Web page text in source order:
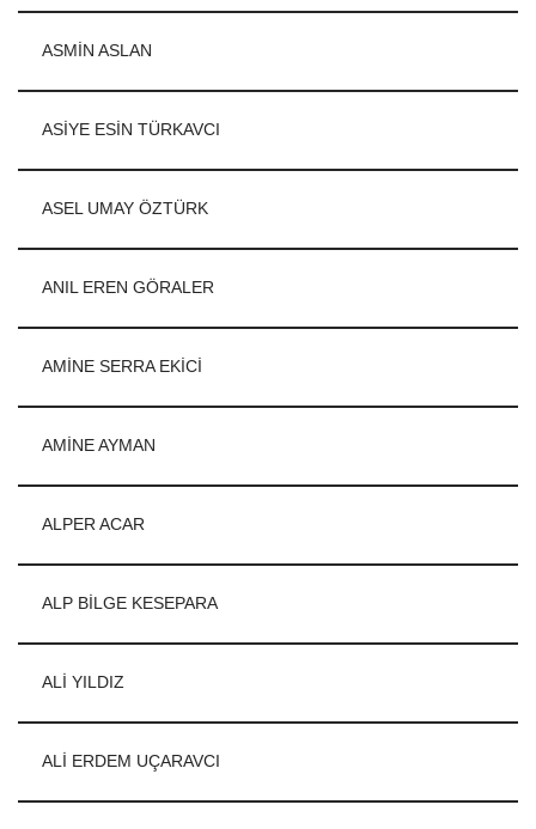
ASMİN ASLAN
ASİYE ESİN TÜRKAVCI
ASEL UMAY ÖZTÜRK
ANIL EREN GÖRALER
AMİNE SERRA EKİCİ
AMİNE AYMAN
ALPER ACAR
ALP BİLGE KESEPARA
ALİ YILDIZ
ALİ ERDEM UÇARAVCI